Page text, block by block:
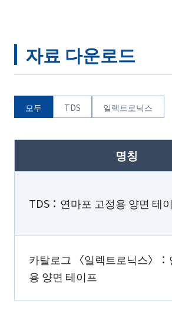
자료 다운로드
모두 TDS 일렉트로닉스
명칭
TDS：연마포 고정용 양면 테
카탈로그 〈일렉트로닉스〉：
용 양면 테이프